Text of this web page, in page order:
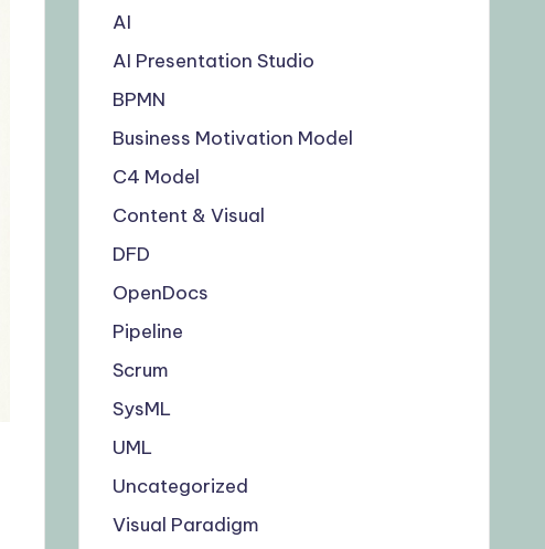
AI
AI Presentation Studio
BPMN
Business Motivation Model
C4 Model
Content & Visual
DFD
OpenDocs
Pipeline
Scrum
SysML
UML
Uncategorized
Visual Paradigm